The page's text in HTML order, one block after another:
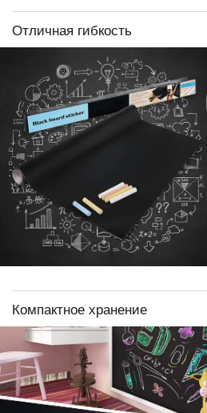
Отличная гибкость
Компактное хранение